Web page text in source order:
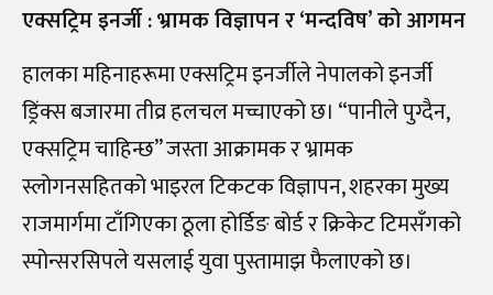
एक्सट्रिम इनर्जी : भ्रामक विज्ञापन र ‘मन्दविष’ को आगमन
हालका महिनाहरूमा एक्सट्रिम इनर्जीले नेपालको इनर्जी
ड्रिंक्स बजारमा तीव्र हलचल मच्चाएको छ। “पानीले पुग्दैन,
एक्सट्रिम चाहिन्छ” जस्ता आक्रामक र भ्रामक
स्लोगनसहितको भाइरल टिकटक विज्ञापन, शहरका मुख्य
राजमार्गमा टाँगिएका ठूला होर्डिङ बोर्ड र क्रिकेट टिमसँगको
स्पोन्सरसिपले यसलाई युवा पुस्तामाझ फैलाएको छ।